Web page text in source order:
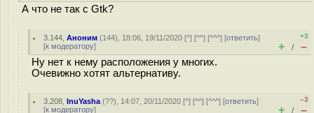
А что не так с Gtk?
3.144 ,Аноним (144), 18:06, 19/11/2020 [^] [^^] [^^^] [ответить]
[к модератору]
+3
+ / –
Ну нет к нему расположения у многих.
Очевижно хотят альтернативу.
3.208 ,InuYasha (??), 14:07, 20/11/2020 [^] [^^] [^^^] [ответить]
[к модератору]
–3
+ / –